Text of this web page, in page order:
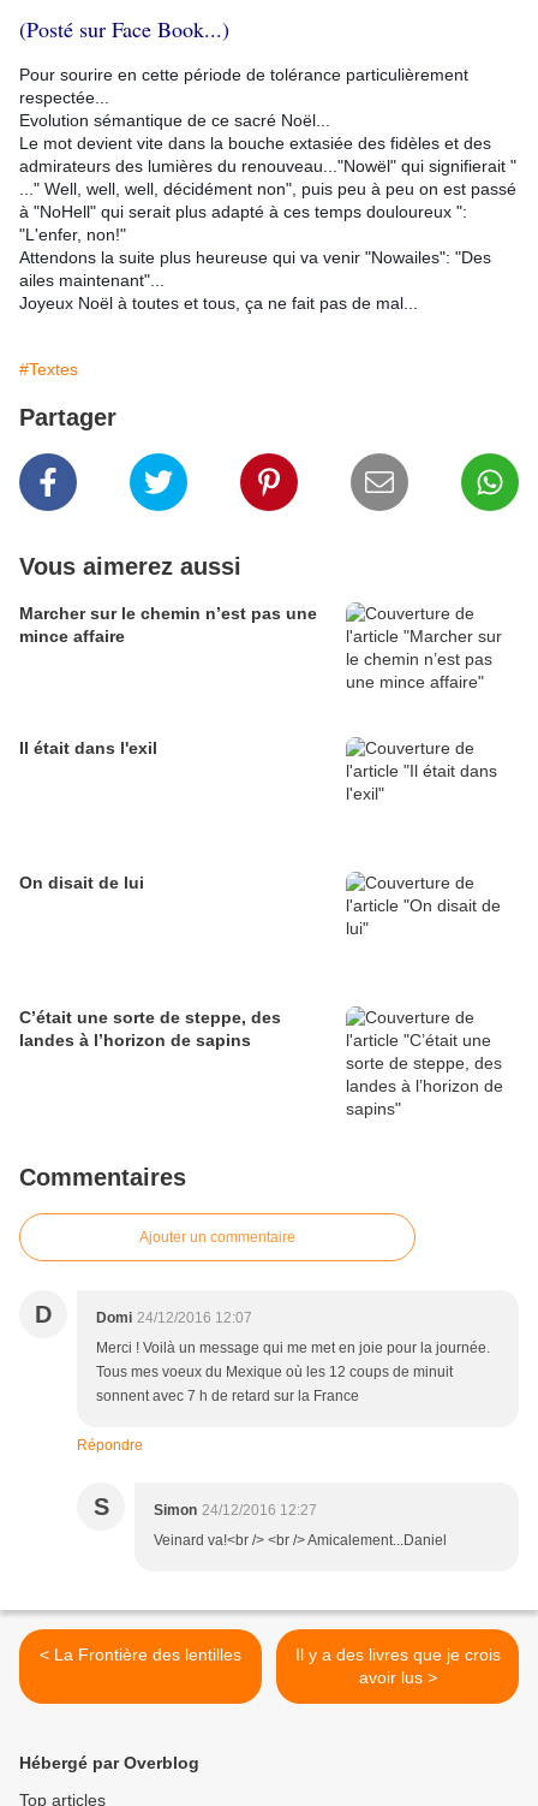
(Posté sur Face Book...)
Pour sourire en cette période de tolérance particulièrement
respectée...
Evolution sémantique de ce sacré Noël...
Le mot devient vite dans la bouche extasiée des fidèles et des
admirateurs des lumières du renouveau..."Nowël" qui signifierait "
..." Well, well, well, décidément non", puis peu à peu on est passé
à "NoHell" qui serait plus adapté à ces temps douloureux ":
"L'enfer, non!"
Attendons la suite plus heureuse qui va venir "Nowailes": "Des
ailes maintenant"...
Joyeux Noël à toutes et tous, ça ne fait pas de mal...
#Textes
Partager
Vous aimerez aussi
Marcher sur le chemin n’est pas une
mince affaire
Il était dans l'exil
On disait de lui
C’était une sorte de steppe, des
landes à l’horizon de sapins
Commentaires
Ajouter un commentaire
D Domi 24/12/2016 12:07
Merci ! Voilà un message qui me met en joie pour la journée.
Tous mes voeux du Mexique où les 12 coups de minuit
sonnent avec 7 h de retard sur la France
Répondre
S Simon 24/12/2016 12:27
Veinard va!<br /> <br /> Amicalement...Daniel
< La Frontière des lentilles
Il y a des livres que je crois
avoir lus >
Hébergé par Overblog
Top articles